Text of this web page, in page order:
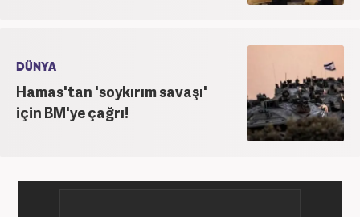
DÜNYA
Hamas'tan 'soykırım savaşı'
için BM'ye çağrı!